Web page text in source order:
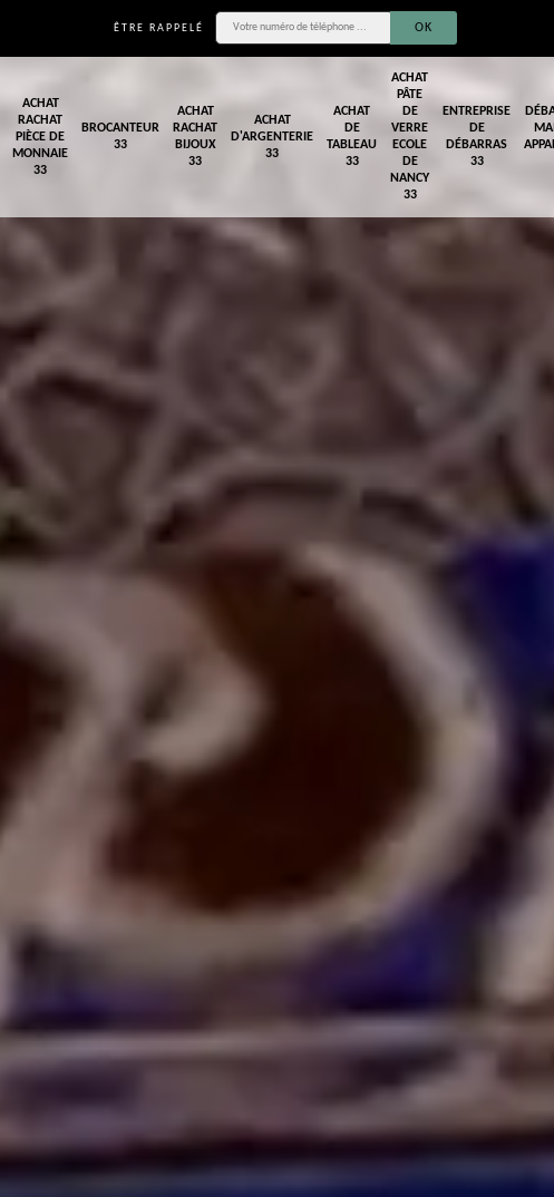
ÊTRE RAPPELÉ
ACHAT
RACHAT
PIÈCE DE
MONNAIE
33
BROCANTEUR
33
ACHAT
RACHAT
BIJOUX
33
ACHAT
D'ARGENTERIE
33
ACHAT
DE
TABLEAU
33
ACHAT
PÂTE
DE
VERRE
ECOLE
DE
NANCY
33
ENTREPRISE
DE
DÉBARRAS
33